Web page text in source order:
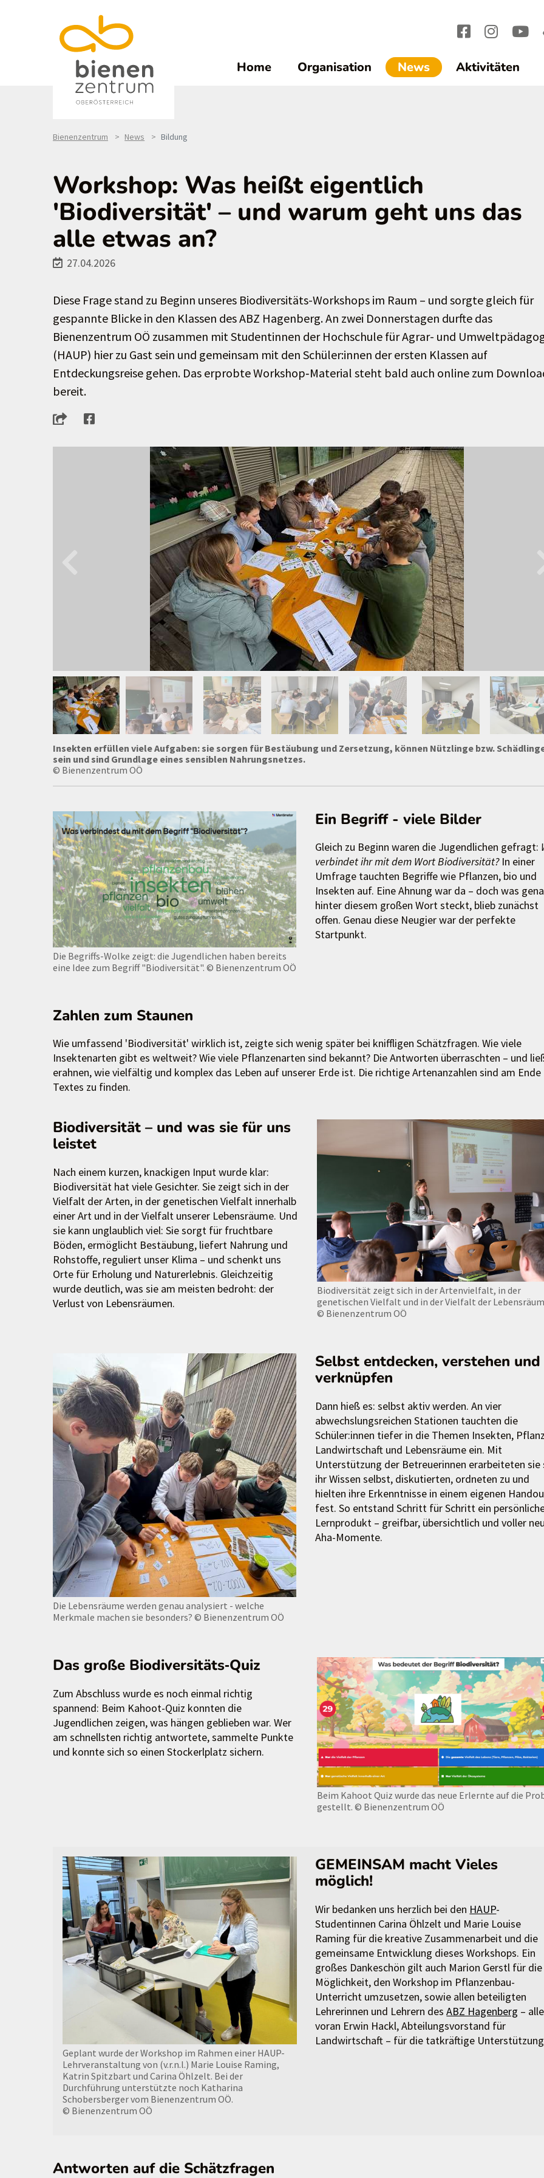
Home Organisation News(current)1
Aktivitäten
Bienenzentrum News Bildung
Workshop: Was heißt eigentlich
'Biodiversität' – und warum geht uns das
alle etwas an?
27.04.2026
Diese Frage stand zu Beginn unseres Biodiversitäts-Workshops im Raum – und sorgte gleich für
gespannte Blicke in den Klassen des ABZ Hagenberg. An zwei Donnerstagen durfte das
Bienenzentrum OÖ zusammen mit Studentinnen der Hochschule für Agrar- und
(HAUP) hier zu Gast sein und gemeinsam mit den Schüler:innen der ersten Klassen auf
Entdeckungsreise gehen. Das erprobte Workshop‑Material steht bald auch online zum
bereit.
Insekten erfüllen viele Aufgaben: sie sorgen für Bestäubung und Zersetzung, können Nützlinge bzw.
sein und sind Grundlage eines sensiblen Nahrungsnetzes.
© Bienenzentrum OÖ
Die Begriffs-Wolke zeigt: die Jugendlichen haben bereits
eine Idee zum Begriff "Biodiversität". © Bienenzentrum OÖ
Ein Begriff - viele Bilder
Gleich zu Beginn waren die Jugendlichen gefragt:
verbindet ihr mit dem Wort Biodiversität?In einer
Umfrage tauchten Begriffe wie Pflanzen, bio und
Insekten auf. Eine Ahnung war da – doch was
hinter diesem großen Wort steckt, blieb zunächst
offen. Genau diese Neugier war der perfekte
Startpunkt.
Zahlen zum Staunen
Wie umfassend 'Biodiversität' wirklich ist, zeigte sich wenig später bei kniffligen Schätzfragen. Wie viele
Insektenarten gibt es weltweit? Wie viele Pflanzenarten sind bekannt? Die Antworten überraschten – und
erahnen, wie vielfältig und komplex das Leben auf unserer Erde ist. Die richtige Artenanzahlen sind am Ende
Textes zu finden.
Biodiversität zeigt sich in der Artenvielfalt, in der
genetischen Vielfalt und in der Vielfalt der
© Bienenzentrum OÖ
Biodiversität – und was sie für uns
leistet
Nach einem kurzen, knackigen Input wurde klar:
Biodiversität hat viele Gesichter. Sie zeigt sich in der
Vielfalt der Arten, in der genetischen Vielfalt innerhalb
einer Art und in der Vielfalt unserer Lebensräume. Und
sie kann unglaublich viel: Sie sorgt für fruchtbare
Böden, ermöglicht Bestäubung, liefert Nahrung und
Rohstoffe, reguliert unser Klima – und schenkt uns
Orte für Erholung und Naturerlebnis. Gleichzeitig
wurde deutlich, was sie am meisten bedroht: der
Verlust von Lebensräumen.
Die Lebensräume werden genau analysiert - welche
Merkmale machen sie besonders? © Bienenzentrum OÖ
Selbst entdecken, verstehen und
verknüpfen
Dann hieß es: selbst aktiv werden. An vier
abwechslungsreichen Stationen tauchten die
Schüler:innen tiefer in die Themen Insekten,
Landwirtschaft und Lebensräume ein. Mit
Unterstützung der Betreuerinnen erarbeiteten sie
ihr Wissen selbst, diskutierten, ordneten zu und
hielten ihre Erkenntnisse in einem eigenen
fest. So entstand Schritt für Schritt ein
Lernprodukt – greifbar, übersichtlich und voller
Aha-Momente.
Beim Kahoot Quiz wurde das neue Erlernte auf die
gestellt. © Bienenzentrum OÖ
Das große Biodiversitäts‑Quiz
Zum Abschluss wurde es noch einmal richtig
spannend: Beim Kahoot-Quiz konnten die
Jugendlichen zeigen, was hängen geblieben war. Wer
am schnellsten richtig antwortete, sammelte Punkte
und konnte sich so einen Stockerlplatz sichern.
Geplant wurde der Workshop im Rahmen einer HAUP-
Lehrveranstaltung von (v.r.n.l.) Marie Louise Raming,
Katrin Spitzbart und Carina Öhlzelt. Bei der
Durchführung unterstützte noch Katharina
Schobersberger vom Bienenzentrum OÖ.
© Bienenzentrum OÖ
GEMEINSAM macht Vieles
möglich!
Wir bedanken uns herzlich bei den HAUP-
Studentinnen Carina Öhlzelt und Marie Louise
Raming für die kreative Zusammenarbeit und die
gemeinsame Entwicklung dieses Workshops. Ein
großes Dankeschön gilt auch Marion Gerstl für die
Möglichkeit, den Workshop im Pflanzenbau-
Unterricht umzusetzen, sowie allen beteiligten
Lehrerinnen und Lehrern desABZ Hagenberg –
voran Erwin Hackl, Abteilungsvorstand für
Landwirtschaft – für die tatkräftige
Antworten auf die Schätzfragen